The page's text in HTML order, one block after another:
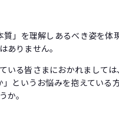
質」を理解しあるべき姿を体
ありません。
いる皆さまにおかれまして
というお悩みを抱えている
か。